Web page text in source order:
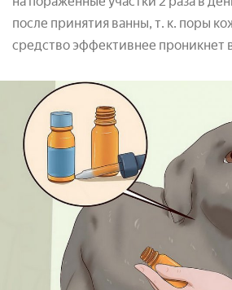
после принятия ванны, т. к. поры
средство эффективнее проникнет